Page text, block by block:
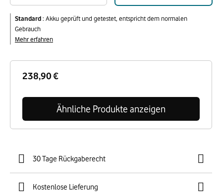
238,90 €
Ähnliche Produkte anzeigen
Standard: Akku geprüft und getestet, entspricht dem normalen
Gebrauch
Mehr erfahren
30 Tage Rückgaberecht
Kostenlose Lieferung